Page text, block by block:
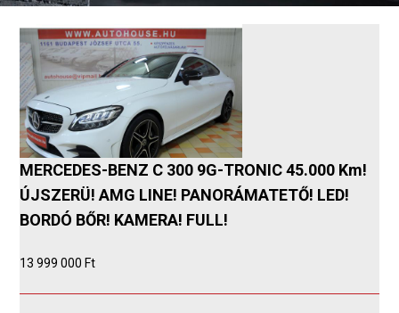
MERCEDES-BENZ C 300 9G-TRONIC 45.000 Km!
ÚJSZERÜ! AMG LINE! PANORÁMATETŐ! LED!
BORDÓ BŐR! KAMERA! FULL!
13 999 000 Ft